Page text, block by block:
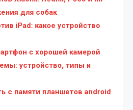
для собак
iPad: какое устройство
с хорошей камерой
устройство, типы и
с памяти планшетов android